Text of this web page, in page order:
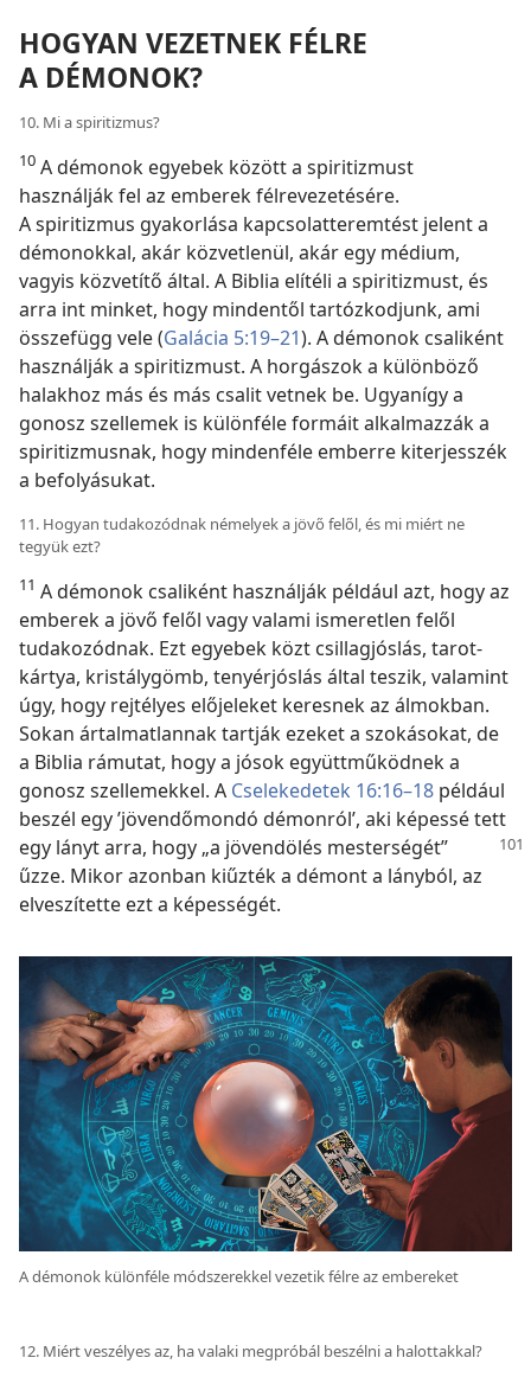
HOGYAN VEZETNEK FÉLRE
A DÉMONOK?
10. Mi a spiritizmus?
10 A démonok egyebek között a spiritizmust
használják fel az emberek félrevezetésére.
A spiritizmus gyakorlása kapcsolatteremtést jelent a
démonokkal, akár közvetlenül, akár egy médium,
vagyis közvetítő által. A Biblia elítéli a spiritizmust, és
arra int minket, hogy mindentől tartózkodjunk, ami
összefügg vele (Galácia 5:19–21). A démonok csaliként
használják a spiritizmust. A horgászok a különböző
halakhoz más és más csalit vetnek be. Ugyanígy a
gonosz szellemek is különféle formáit alkalmazzák a
spiritizmusnak, hogy mindenféle emberre kiterjesszék
a befolyásukat.
11. Hogyan tudakozódnak némelyek a jövő felől, és mi miért ne
tegyük ezt?
11 A démonok csaliként használják például azt, hogy az
emberek a jövő felől vagy valami ismeretlen felől
tudakozódnak. Ezt egyebek közt csillagjóslás, tarot-
kártya, kristálygömb, tenyérjóslás által teszik, valamint
úgy, hogy rejtélyes előjeleket keresnek az álmokban.
Sokan ártalmatlannak tartják ezeket a szokásokat, de
a Biblia rámutat, hogy a jósok együttműködnek a
gonosz szellemekkel. A Cselekedetek 16:16–18 például
beszél egy ’jövendőmondó démonról’, aki képessé tett
egy lányt arra, hogy „a jövendölés mesterségét”
űzze. Mikor azonban kiűzték a démont a lányból, az
elveszítette ezt a képességét.
A démonok különféle módszerekkel vezetik félre az embereket
12. Miért veszélyes az, ha valaki megpróbál beszélni a halottakkal?